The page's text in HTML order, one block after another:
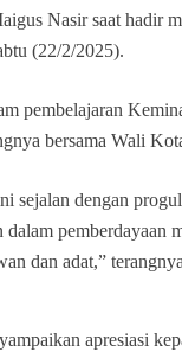
Nasir saat hadir
(22/2/2025).
pembelajaran
bersama Wali
sejalan dengan
pemberdayaan
dan adat,”
apresiasi